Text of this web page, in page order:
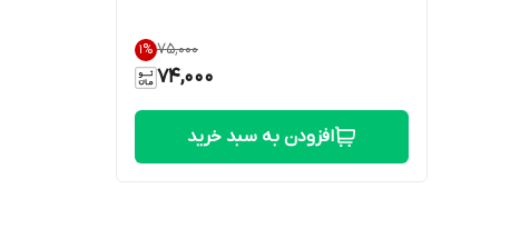
۷۵٬۰۰۰ 1%
74,000
افزودن به سبد خرید